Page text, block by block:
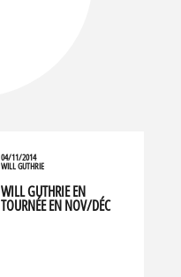
04/11/2014
WILL GUTHRIE
WILL GUTHRIE EN
TOURNÉE EN NOV/DÉC